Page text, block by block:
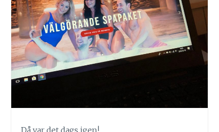
Då var det dags igen!